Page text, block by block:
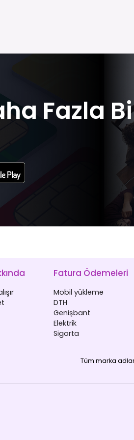
Fazla
Fatura Ödemeleri
Mobil yükleme
DTH
Genişbant
Elektrik
Sigorta
Tüm marka